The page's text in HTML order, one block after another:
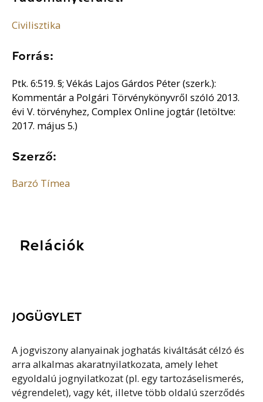
Civilisztika
Forrás:
Ptk. 6:519. §; Vékás Lajos Gárdos Péter (szerk.):
Kommentár a Polgári Törvénykönyvről szóló 2013.
évi V. törvényhez, Complex Online jogtár (letöltve:
2017. május 5.)
Szerző:
Barzó Tímea
Relációk
JOGÜGYLET
A jogviszony alanyainak joghatás kiváltását célzó és
arra alkalmas akaratnyilatkozata, amely lehet
egyoldalú jognyilatkozat (pl. egy tartozáselismerés,
végrendelet), vagy két, illetve több oldalú szerződés